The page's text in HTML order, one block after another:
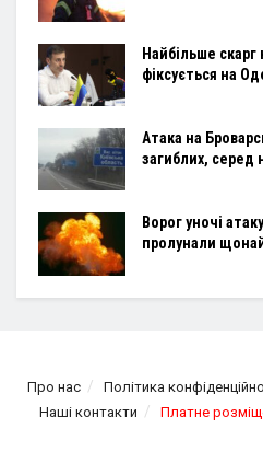
Найбільше скарг
фіксується на
Атака на
загиблих, серед
Ворог уночі
пролунали
Про нас Політика
Наші контакти
Платне